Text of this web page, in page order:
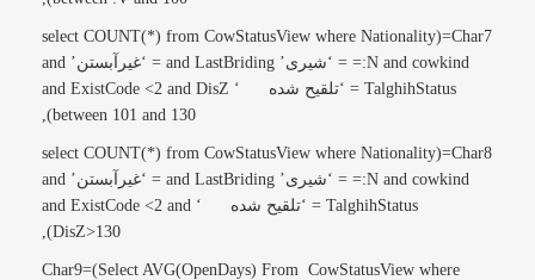
Char7=(select COUNT(*) from CowStatusView where Nationality
=:N and cowkind = ‘شیری’ and LastBriding = ‘غیرآبستن’ and
TalghihStatus = ‘تلقیح شده ‘ and ExistCode <2 and DisZ
between 101 and 130),
Char8=(select COUNT(*) from CowStatusView where Nationality
=:N and cowkind = ‘شیری’ and LastBriding = ‘غیرآبستن’ and
TalghihStatus = ‘تلقیح شده ‘ and ExistCode <2 and
DisZ>130),
Char9=(Select AVG(OpenDays) From CowStatusView where